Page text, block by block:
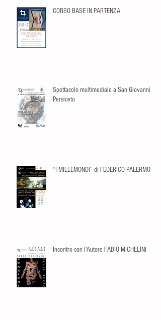
CORSO BASE IN PARTENZA
Spettacolo multimediale a San Giovanni in
Persiceto
“I MILLEMONDI” di FEDERICO PALERMO
Incontro con l'Autore FABIO MICHELINI